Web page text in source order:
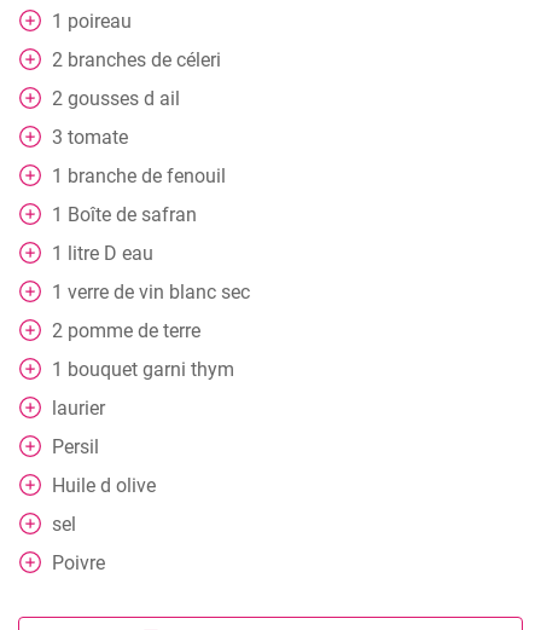
1 poireau
2 branches de céleri
2 gousses d ail
3 tomate
1 branche de fenouil
1 Boîte de safran
1 litre D eau
1 verre de vin blanc sec
2 pomme de terre
1 bouquet garni thym
laurier
Persil
Huile d olive
sel
Poivre